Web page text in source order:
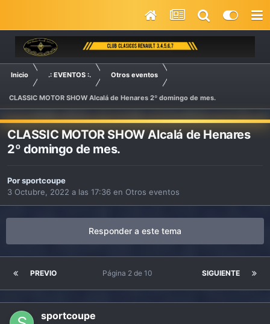
Inicio .: EVENTOS :. Otros eventos
CLASSIC MOTOR SHOW Alcalá de Henares 2º domingo de mes.
CLASSIC MOTOR SHOW Alcalá de Henares
2º domingo de mes.
Porsportcoupe
3 Octubre, 2022 a las 17:36 en Otros eventos
Responder a este tema
PREVIO SIGUIENTE
Página 2 de 10
sportcoupe